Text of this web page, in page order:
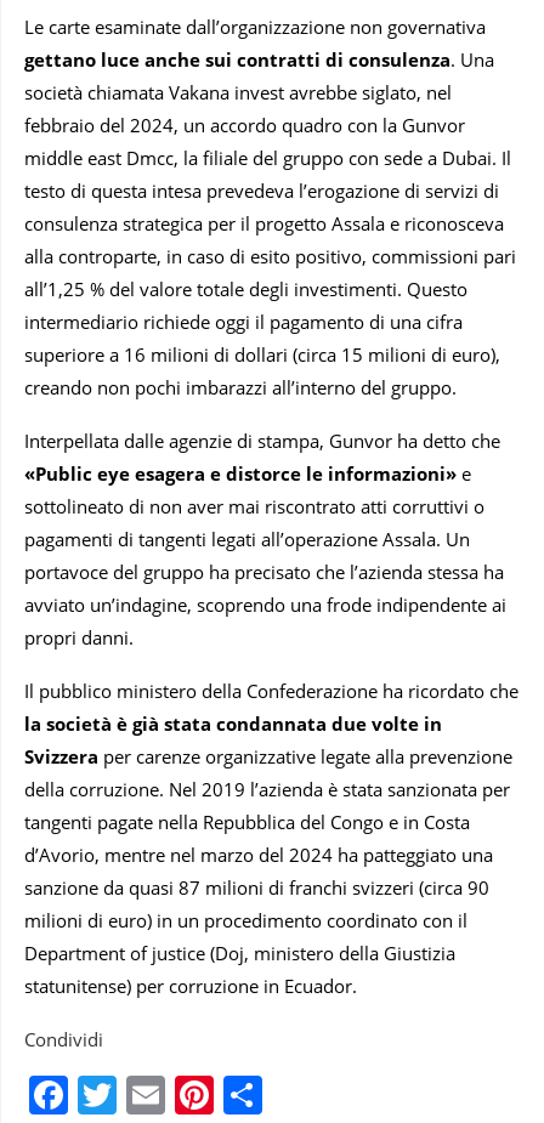
Le carte esaminate dall’organizzazione non governativa
gettano luce anche sui contratti di consulenza. Una
società chiamata Vakana invest avrebbe siglato, nel
febbraio del 2024, un accordo quadro con la Gunvor
middle east Dmcc, la filiale del gruppo con sede a Dubai. Il
testo di questa intesa prevedeva l’erogazione di servizi di
consulenza strategica per il progetto Assala e riconosceva
alla controparte, in caso di esito positivo, commissioni pari
all’1,25 % del valore totale degli investimenti. Questo
intermediario richiede oggi il pagamento di una cifra
superiore a 16 milioni di dollari (circa 15 milioni di euro),
creando non pochi imbarazzi all’interno del gruppo.
Interpellata dalle agenzie di stampa, Gunvor ha detto che
«Public eye esagera e distorce le informazioni» e
sottolineato di non aver mai riscontrato atti corruttivi o
pagamenti di tangenti legati all’operazione Assala. Un
portavoce del gruppo ha precisato che l’azienda stessa ha
avviato un’indagine, scoprendo una frode indipendente ai
propri danni.
Il pubblico ministero della Confederazione ha ricordato che
la società è già stata condannata due volte in
Svizzera per carenze organizzative legate alla prevenzione
della corruzione. Nel 2019 l’azienda è stata sanzionata per
tangenti pagate nella Repubblica del Congo e in Costa
d’Avorio, mentre nel marzo del 2024 ha patteggiato una
sanzione da quasi 87 milioni di franchi svizzeri (circa 90
milioni di euro) in un procedimento coordinato con il
Department of justice (Doj, ministero della Giustizia
statunitense) per corruzione in Ecuador.
Condividi
Facebook
Twitter
EmailPinterest